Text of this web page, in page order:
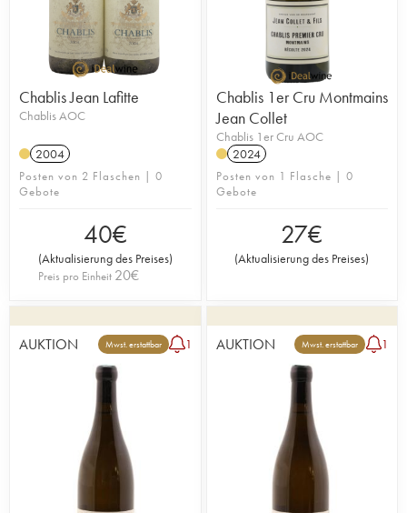
Chablis Jean Lafitte
Chablis AOC
2004
Posten von 2 Flaschen | 0
Gebote
40€
(Aktualisierung des Preises)
Preis pro Einheit 20€
Chablis 1er Cru Montmains
Jean Collet
Chablis 1er Cru AOC
2024
Posten von 1 Flasche | 0
Gebote
27€
(Aktualisierung des Preises)
AUKTION Mwst. erstattbar 1 AUKTION Mwst. erstattbar 1